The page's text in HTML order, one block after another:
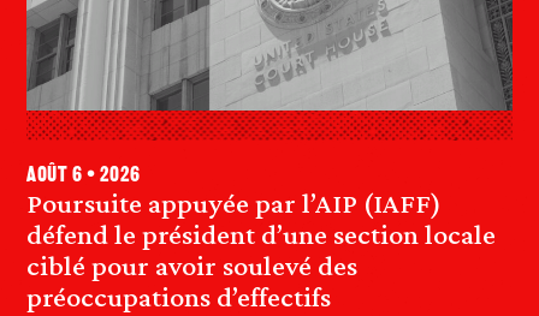
Poursuite appuyée par l’AIP (IAFF)
défend le président d’une section locale
ciblé pour avoir soulevé des
préoccupations d’effectifs
août 6 • 2026